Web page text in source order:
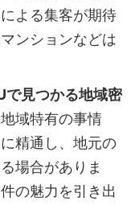
よる集客が期待
ンションなどは
で見つかる地域密
地域特有の事情
精通し、地元の
場合がありま
の魅力を引き出